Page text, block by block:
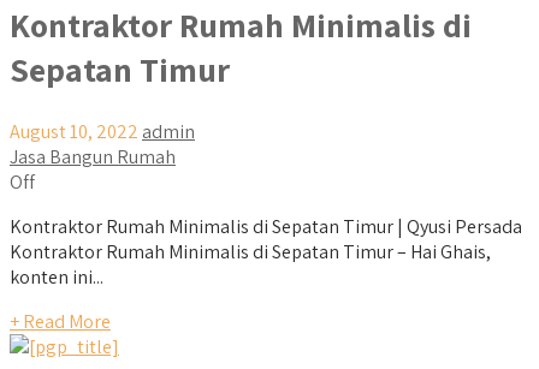
Kontraktor Rumah Minimalis di
Sepatan Timur
August 10, 2022 admin
Jasa Bangun Rumah
Off
Kontraktor Rumah Minimalis di Sepatan Timur | Qyusi Persada
Kontraktor Rumah Minimalis di Sepatan Timur – Hai Ghais,
konten ini...
+ Read More